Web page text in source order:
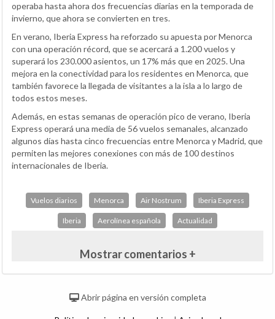
operaba hasta ahora dos frecuencias diarias en la temporada de
invierno, que ahora se convierten en tres.
En verano, Iberia Express ha reforzado su apuesta por Menorca
con una operación récord, que se acercará a 1.200 vuelos y
superará los 230.000 asientos, un 17% más que en 2025. Una
mejora en la conectividad para los residentes en Menorca, que
también favorece la llegada de visitantes a la isla a lo largo de
todos estos meses.
Además, en estas semanas de operación pico de verano, Iberia
Express operará una media de 56 vuelos semanales, alcanzado
algunos días hasta cinco frecuencias entre Menorca y Madrid, que
permiten las mejores conexiones con más de 100 destinos
internacionales de Iberia.
Vuelos diarios Menorca Air Nostrum Iberia Express
Iberia Aerolínea española Actualidad
Mostrar comentarios +
Abrir página en versión completa